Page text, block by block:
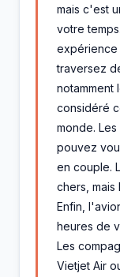
mais c'est
votre
expérience
traversez
notamment
considéré
monde.
pouvez
en couple.
chers,
Enfin,
heures de
Les
Vietjet Air